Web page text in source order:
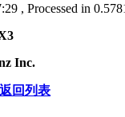
, Processed in
Inc.
返回列表